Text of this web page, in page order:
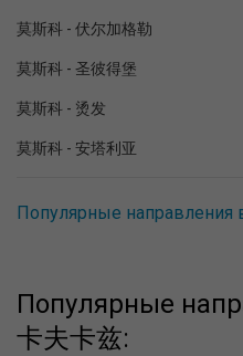
莫斯科 - 伏尔加格勒
莫斯科 - 圣彼得堡
莫斯科 - 烫发
莫斯科 - 安塔利亚
Популярные направления
Популярные
卡夫卡兹: